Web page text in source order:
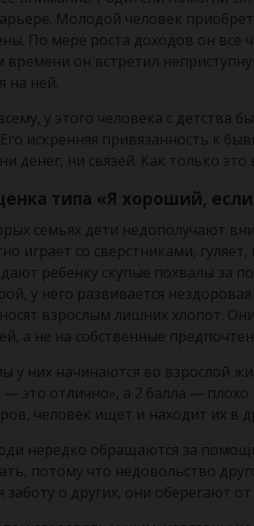
Молодой человек
По мере роста доходов он все
времени он встретил
на ней.
у этого человека с детства
Его искренняя привязанность к
денег, ни связей. Как только
типа «Я хороший,
семьях дети недополучают
играет со сверстниками,
дают ребенку скупые похвалы
у него развивается
взрослым лишних хлопот.
а не на собственные
у них начинаются во взрослой
— это отлично», а 2 балла —
человек ищет и находит их в
нередко обращаются за
потому что недовольство
заботу о других, они оберегают